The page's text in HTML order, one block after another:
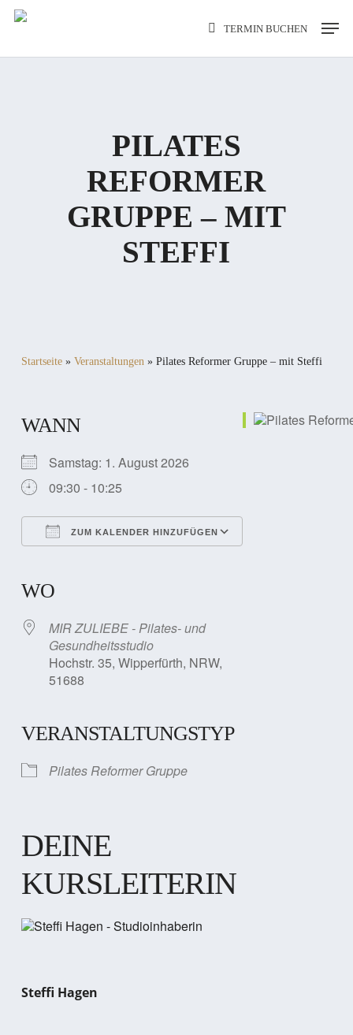
Skip
TERMIN BUCHEN
Menu
PILATES
REFORMER
GRUPPE – MIT
STEFFI
Startseite» Veranstaltungen» Pilates Reformer Gruppe – mit Steffi
WANN
Samstag: 1. August 2026
09:30 - 10:25
ZUM KALENDER HINZUFÜGEN
WO
MIR ZULIEBE - Pilates- und
Gesundheitsstudio
Hochstr. 35, Wipperfürth, NRW,
51688
VERANSTALTUNGSTYP
Pilates Reformer Gruppe
DEINE
KURSLEITERIN
Steffi Hagen